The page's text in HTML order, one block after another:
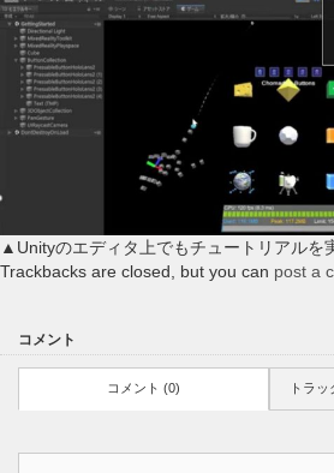
▲Unityのエディタ上でもチュートリアルを
Trackbacks are closed, but you can post a
コメント
コメント (0) トラ